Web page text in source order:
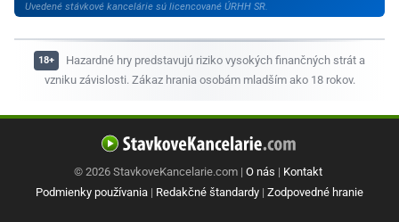
Uvedené stávkové kancelárie sú licencované ÚRHH SR.
Hazardné hry predstavujú riziko vysokých finančných strát a
vzniku závislosti. Zákaz hrania osobám mladším ako 18 rokov.
© 2026 StavkoveKancelarie.com | O nás | Kontakt
Podmienky používania | Redakčné štandardy | Zodpovedné hranie